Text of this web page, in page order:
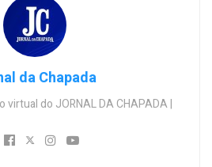
da Chapada
virtual do JORNAL DA CHAPADA |